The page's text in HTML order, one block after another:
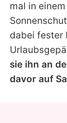
mal in
dabei fester
sie ihn an
davor auf